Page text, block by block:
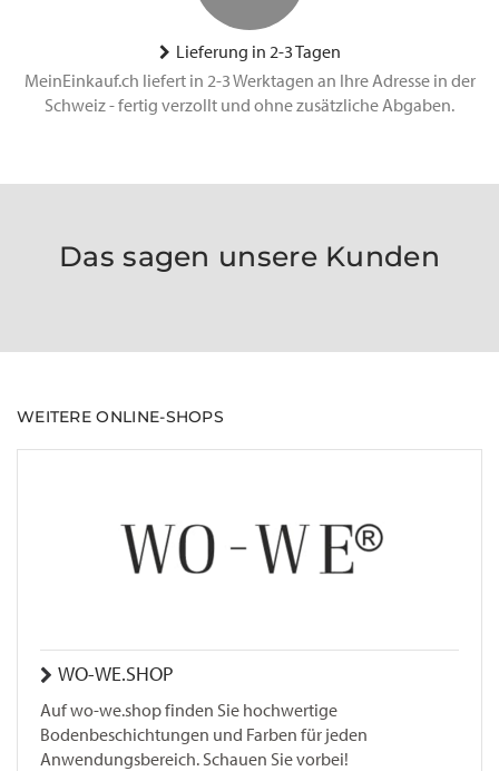
Lieferung in 2-3 Tagen
MeinEinkauf.ch liefert in 2-3 Werktagen an Ihre Adresse in der
Schweiz - fertig verzollt und ohne zusätzliche Abgaben.
Das sagen unsere Kunden
WEITERE ONLINE-SHOPS
WO-WE.SHOP
Auf wo-we.shop finden Sie hochwertige
Bodenbeschichtungen und Farben für jeden
Anwendungsbereich. Schauen Sie vorbei!